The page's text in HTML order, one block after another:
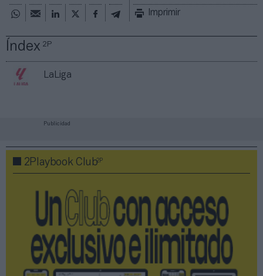
Índex2P
LaLiga
Imprimir
Publicidad
2Playbook Club2P